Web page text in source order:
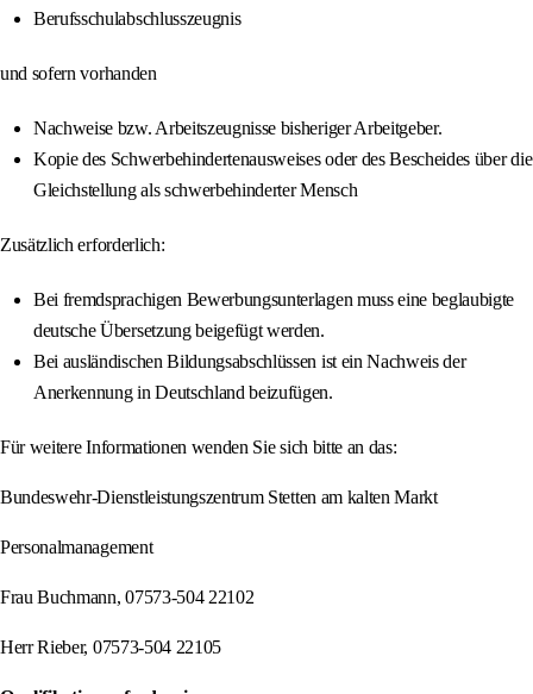
Berufsschulabschlusszeugnis
und sofern vorhanden
Nachweise bzw. Arbeitszeugnisse bisheriger Arbeitgeber.
Kopie des Schwerbehindertenausweises oder des Bescheides über die
Gleichstellung als schwerbehinderter Mensch
Zusätzlich erforderlich:
Bei fremdsprachigen Bewerbungsunterlagen muss eine beglaubigte
deutsche Übersetzung beigefügt werden.
Bei ausländischen Bildungsabschlüssen ist ein Nachweis der
Anerkennung in Deutschland beizufügen.
Für weitere Informationen wenden Sie sich bitte an das:
Bundeswehr-Dienstleistungszentrum Stetten am kalten Markt
Personalmanagement
Frau Buchmann, 07573-504 22102
Herr Rieber, 07573-504 22105